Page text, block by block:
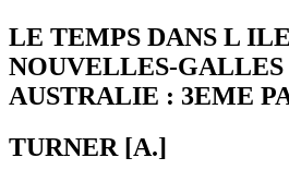
LE TEMPS DANS L
NOUVELLES-GALLES
AUSTRALIE : 3EME
TURNER [A.]